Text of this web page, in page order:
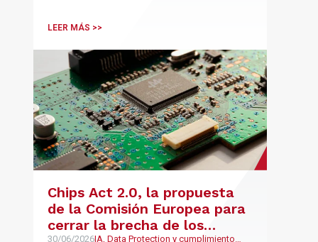
LEER MÁS >>
Chips Act 2.0, la propuesta
de la Comisión Europea para
cerrar la brecha de los
30/06/2026IA, Data Protection y cumplimiento